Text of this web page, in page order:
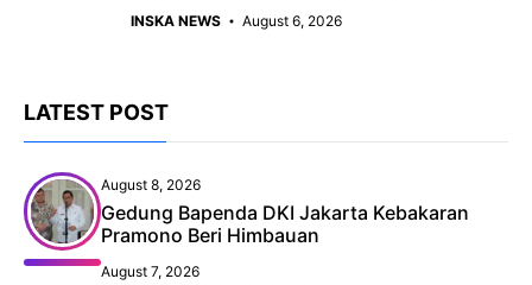
INSKA NEWS August 6, 2026
LATEST POST
August 8, 2026
Gedung Bapenda DKI Jakarta Kebakaran
Pramono Beri Himbauan
August 7, 2026